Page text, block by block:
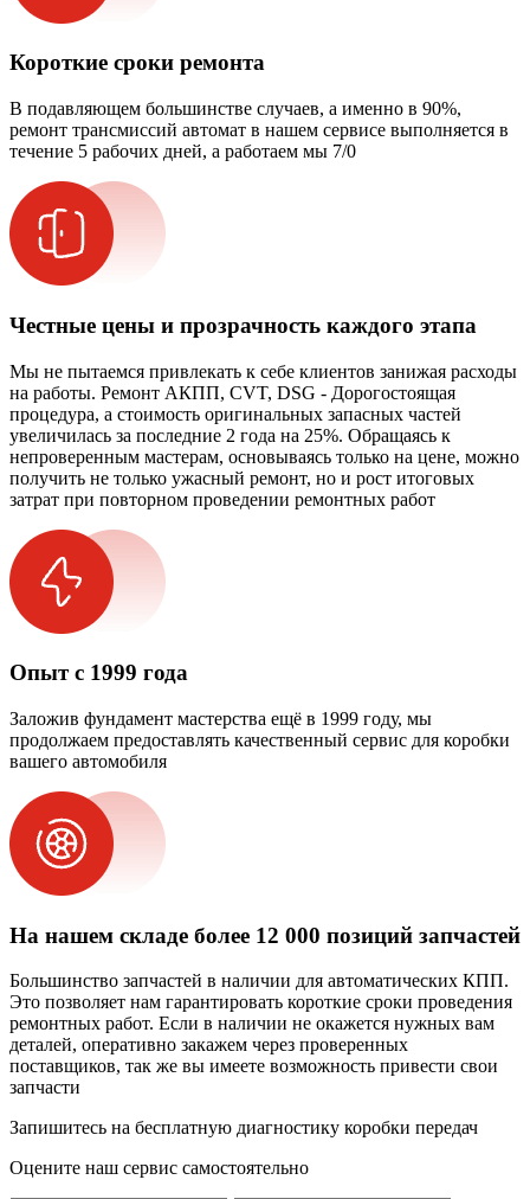
Короткие сроки ремонта
В подавляющем большинстве случаев, а именно в 90%,
ремонт трансмиссий автомат в нашем сервисе выполняется в
течение 5 рабочих дней, а работаем мы 7/0
Честные цены и прозрачность каждого этапа
Мы не пытаемся привлекать к себе клиентов занижая расходы
на работы. Ремонт АКПП, CVT, DSG - Дорогостоящая
процедура, а стоимость оригинальных запасных частей
увеличилась за последние 2 года на 25%. Обращаясь к
непроверенным мастерам, основываясь только на цене, можно
получить не только ужасный ремонт, но и рост итоговых
затрат при повторном проведении ремонтных работ
Опыт с 1999 года
Заложив фундамент мастерства ещё в 1999 году, мы
продолжаем предоставлять качественный сервис для коробки
вашего автомобиля
На нашем складе более 12 000 позиций запчастей
Большинство запчастей в наличии для автоматических КПП.
Это позволяет нам гарантировать короткие сроки проведения
ремонтных работ. Если в наличии не окажется нужных вам
деталей, оперативно закажем через проверенных
поставщиков, так же вы имеете возможность привести свои
запчасти
Запишитесь на бесплатную диагностику коробки передач
Оцените наш сервис самостоятельно